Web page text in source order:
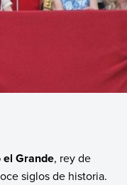
Grande, rey de
siglos de historia.